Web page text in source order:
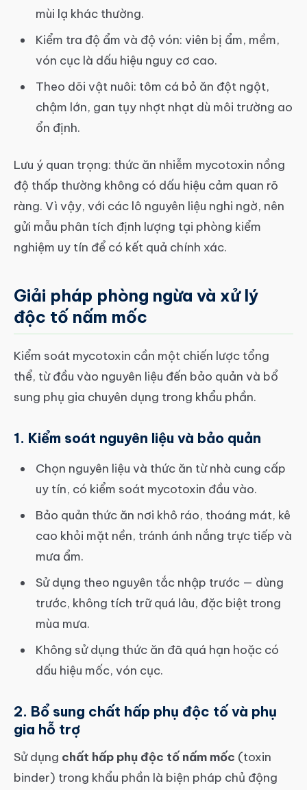
mùi lạ khác thường.
Kiểm tra độ ẩm và độ vón: viên bị ẩm, mềm,
vón cục là dấu hiệu nguy cơ cao.
Theo dõi vật nuôi: tôm cá bỏ ăn đột ngột,
chậm lớn, gan tụy nhợt nhạt dù môi trường ao
ổn định.
Lưu ý quan trọng: thức ăn nhiễm mycotoxin nồng
độ thấp thường không có dấu hiệu cảm quan rõ
ràng. Vì vậy, với các lô nguyên liệu nghi ngờ, nên
gửi mẫu phân tích định lượng tại phòng kiểm
nghiệm uy tín để có kết quả chính xác.
Giải pháp phòng ngừa và xử lý
độc tố nấm mốc
Kiểm soát mycotoxin cần một chiến lược tổng
thể, từ đầu vào nguyên liệu đến bảo quản và bổ
sung phụ gia chuyên dụng trong khẩu phần.
1. Kiểm soát nguyên liệu và bảo quản
Chọn nguyên liệu và thức ăn từ nhà cung cấp
uy tín, có kiểm soát mycotoxin đầu vào.
Bảo quản thức ăn nơi khô ráo, thoáng mát, kê
cao khỏi mặt nền, tránh ánh nắng trực tiếp và
mưa ẩm.
Sử dụng theo nguyên tắc nhập trước — dùng
trước, không tích trữ quá lâu, đặc biệt trong
mùa mưa.
Không sử dụng thức ăn đã quá hạn hoặc có
dấu hiệu mốc, vón cục.
2. Bổ sung chất hấp phụ độc tố và phụ
gia hỗ trợ
Sử dụng chất hấp phụ độc tố nấm mốc (toxin
binder) trong khẩu phần là biện pháp chủ động